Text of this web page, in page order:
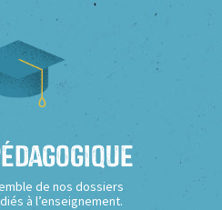
de nos dossiers
à l’enseignement.